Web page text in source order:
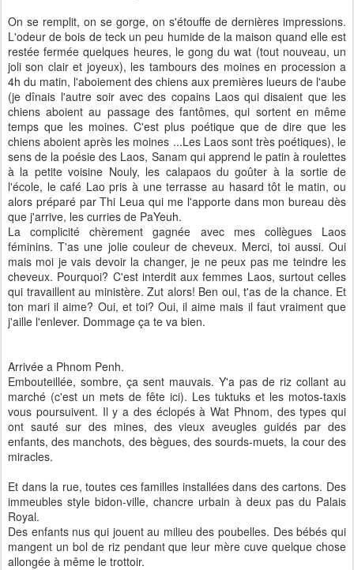
On se remplit, on se gorge, on s'étouffe de dernières impressions.
L'odeur de bois de teck un peu humide de la maison quand elle est
restée fermée quelques heures, le gong du wat (tout nouveau, un
joli son clair et joyeux), les tambours des moines en procession a
4h du matin, l'aboiement des chiens aux premières lueurs de l'aube
(je dînais l'autre soir avec des copains Laos qui disaient que les
chiens aboient au passage des fantômes, qui sortent en même
temps que les moines. C'est plus poétique que de dire que les
chiens aboient après les moines ...Les Laos sont très poétiques), le
sens de la poésie des Laos, Sanam qui apprend le patin à roulettes
à la petite voisine Nouly, les calapaos du goûter à la sortie de
l'école, le café Lao pris à une terrasse au hasard tôt le matin, ou
alors préparé par Thi Leua qui me l'apporte dans mon bureau dès
que j'arrive, les curries de PaYeuh.
La complicité chèrement gagnée avec mes collègues Laos
féminins. T'as une jolie couleur de cheveux. Merci, toi aussi. Oui
mais moi je vais devoir la changer, je ne peux pas me teindre les
cheveux. Pourquoi? C'est interdit aux femmes Laos, surtout celles
qui travaillent au ministère. Zut alors! Ben oui, t'as de la chance. Et
ton mari il aime? Oui, et toi? Oui, il aime mais il faut vraiment que
j'aille l'enlever. Dommage ça te va bien.
Arrivée a Phnom Penh.
Embouteillée, sombre, ça sent mauvais. Y'a pas de riz collant au
marché (c'est un mets de fête ici). Les tuktuks et les motos-taxis
vous poursuivent. Il y a des éclopés à Wat Phnom, des types qui
ont sauté sur des mines, des vieux aveugles guidés par des
enfants, des manchots, des bègues, des sourds-muets, la cour des
miracles.
Et dans la rue, toutes ces familles installées dans des cartons. Des
immeubles style bidon-ville, chancre urbain à deux pas du Palais
Royal.
Des enfants nus qui jouent au milieu des poubelles. Des bébés qui
mangent un bol de riz pendant que leur mère cuve quelque chose
allongée à même le trottoir.